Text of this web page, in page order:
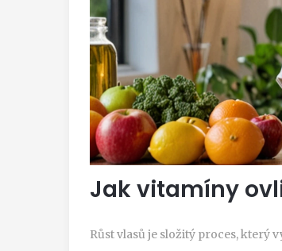
Jak vitamíny
Růst vlasů je složitý proces, který